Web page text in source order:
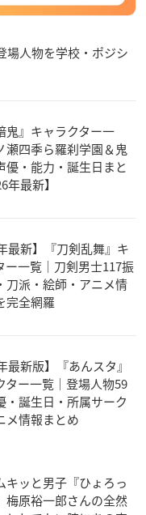
場人物を学校・ポジシ
鬼』キャラクター一
四季ら羅刹学園＆鬼
優・能力・誕生日まと
年最新】
最新】『刀剣乱舞』キ
ー一覧｜刀剣男士117振
刀派・絵師・アニメ情
完全網羅
最新版】『あんスタ』
ター一覧｜登場人物59
・誕生日・所属サーク
メ情報まとめ
キッと男子『ひょろっ
梅原裕一郎さんの全然